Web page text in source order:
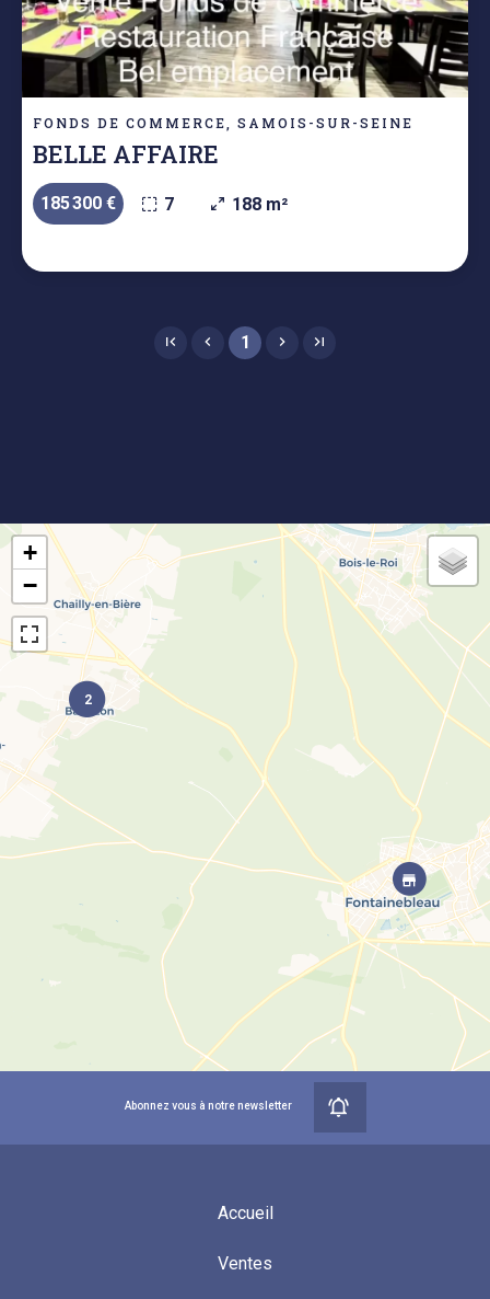
FONDS DE COMMERCE, SAMOIS-SUR-SEINE
BELLE AFFAIRE
185 300 € 7 188 m²
1
2
+
−
Abonnez vous à notre newsletter
Accueil
Ventes